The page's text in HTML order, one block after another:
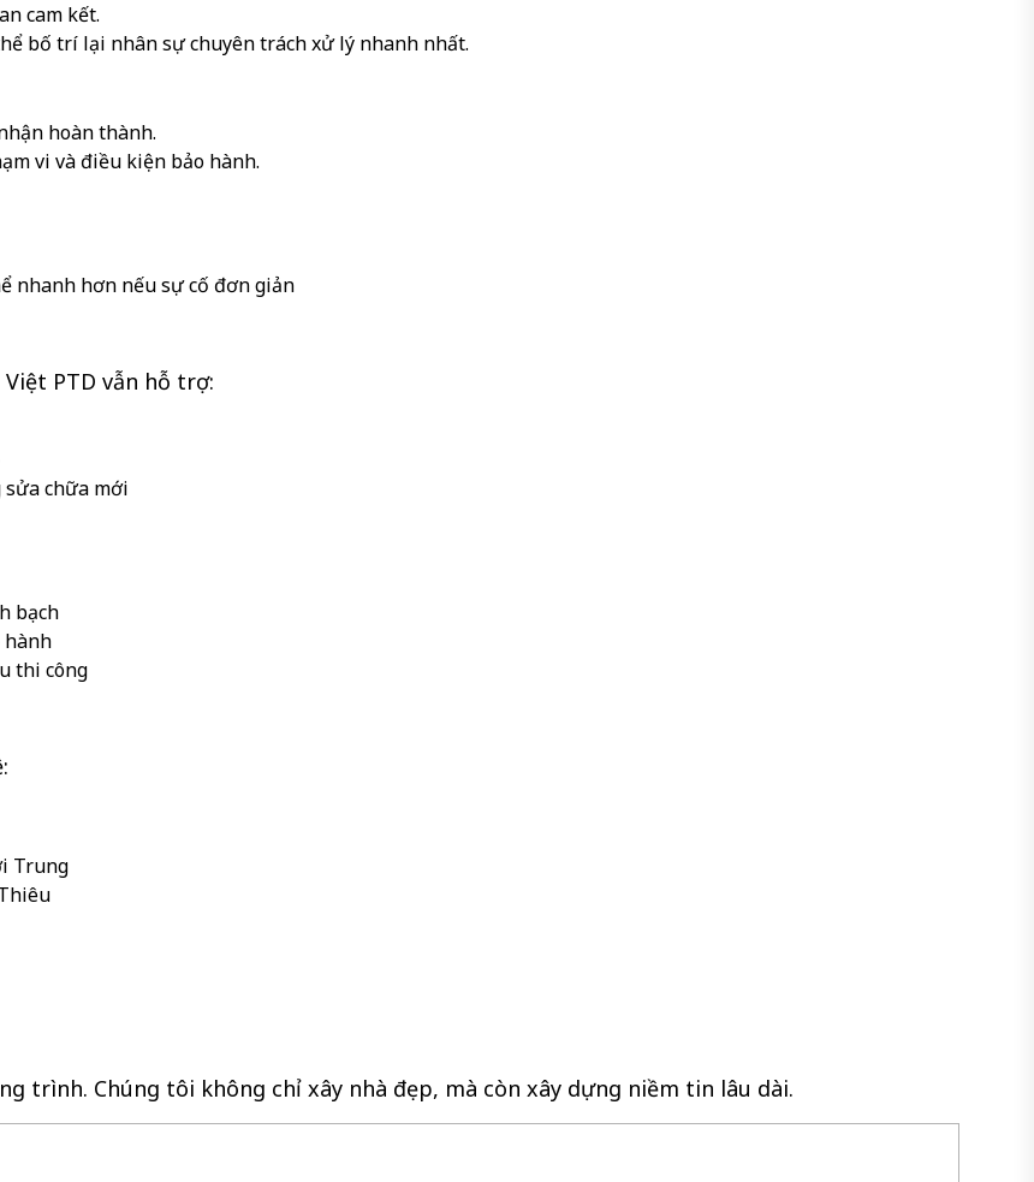
cam kết.
bố trí lại nhân sự chuyên trách xử lý nhanh nhất.
hoàn thành.
vi và điều kiện bảo hành.
nhanh hơn nếu sự cố đơn giản
PTD vẫn hỗ trợ:
sửa chữa mới
bạch
hành
thi công
Trung
trình. Chúng tôi không chỉ xây nhà đẹp, mà còn xây dựng niềm tin lâu dài.